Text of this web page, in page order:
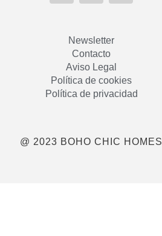
Newsletter
Contacto
Aviso Legal
Política de cookies
Política de privacidad
@ 2023 BOHO CHIC HOMES